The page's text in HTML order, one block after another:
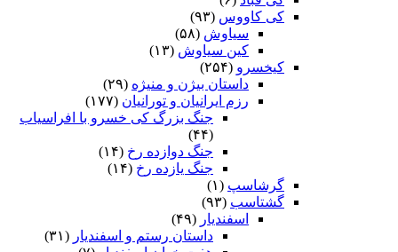
کی کاووس (۹۳)
سیاوش (۵۸)
کین سیاوش (۱۳)
کیخسرو (۲۵۴)
داستان بیژن و منیژه (۲۹)
رزم ایرانیان و تورانیان (۱۷۷)
جنگ بزرگ کی خسرو با افراسیاب
(۴۴)
جنگ دوازده رخ (۱۴)
جنگ یازده رخ (۱۴)
گرشاسپ (۱)
گشتاسب (۹۳)
اسفندیار (۴۹)
داستان رستم و اسفندیار (۳۱)